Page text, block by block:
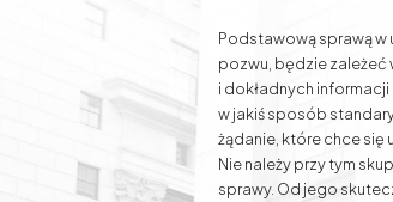
Podstawową sprawą w
pozwu, będzie zależeć
i dokładnych
w jakiś sposób
żądanie, które chce się
Nie należy przy tym
sprawy. Od jego